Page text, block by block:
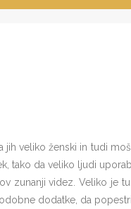
veliko ženski in tudi
tako da veliko ljudi
zunanji videz. Veliko je
dodatke, da